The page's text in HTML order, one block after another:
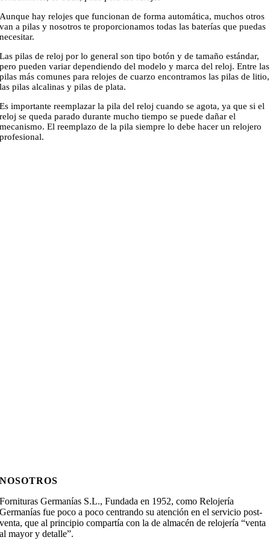
Aunque hay relojes que funcionan de forma automática, muchos otros
van a pilas y nosotros te proporcionamos todas las baterías que puedas
necesitar.
Las pilas de reloj por lo general son tipo botón y de tamaño estándar,
pero pueden variar dependiendo del modelo y marca del reloj. Entre las
pilas más comunes para relojes de cuarzo encontramos las pilas de litio,
las pilas alcalinas y pilas de plata.
Es importante reemplazar la pila del reloj cuando se agota, ya que si el
reloj se queda parado durante mucho tiempo se puede dañar el
mecanismo. El reemplazo de la pila siempre lo debe hacer un relojero
profesional.
NOSOTROS
Fornituras Germanías S.L., Fundada en 1952, como Relojería
Germanías fue poco a poco centrando su atención en el servicio post-
venta, que al principio compartía con la de almacén de relojería “venta
al mayor y detalle”.